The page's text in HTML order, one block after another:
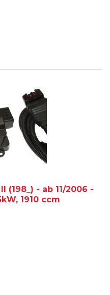
(198_) - ab 11/2006 -
1910 ccm